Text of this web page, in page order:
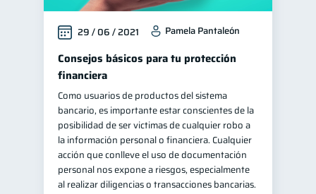
Control de deudas 30
Finanzas familiares 25
Inclusión financiera 22
Bienestar financiero
Finanzas para mujeres 20
Organización Financiera 10
Deudas 10
Entidad financiera 8
29 / 06 / 2021 Pamela Pantaleón
Consejos básicos para tu protección
financiera
Como usuarios de productos del sistema
bancario, es importante estar conscientes de la
posibilidad de ser victimas de cualquier robo a
la información personal o financiera. Cualquier
acción que conlleve el uso de documentación
personal nos expone a riesgos, especialmente
al realizar diligencias o transacciones bancarias.